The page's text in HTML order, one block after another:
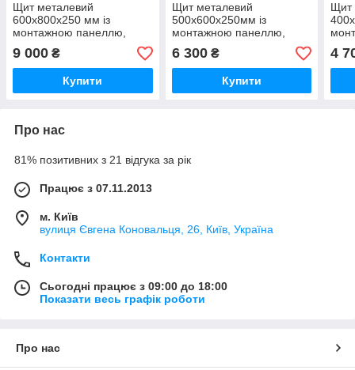
Щит металевий
600х800х250 мм із
монтажною панеллю,
зовнішній, герметичний
IP65
9 000 ₴
Купити
Щит металевий
500х600х250мм із
монтажною панеллю,
зовнішній, герметичний
IP65
6 300₴
Купити
Щит
IP65
4
Про нас
81% позитивних з 21 відгука за рік
Працює з 07.11.2013
м. Київ
вулиця Євгена Коновальця, 26, Київ, Україна
Контакти
Сьогодні працює з 09:00 до 18:00
Показати весь графік роботи
Про нас